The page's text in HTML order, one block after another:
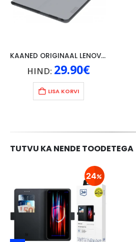
KAANED ORIGINAAL LENOVO TAB 4 10″, HALL
HIND: 29.90€
LISA KORVI
TUTVU KA NENDE TOODETEGA
24